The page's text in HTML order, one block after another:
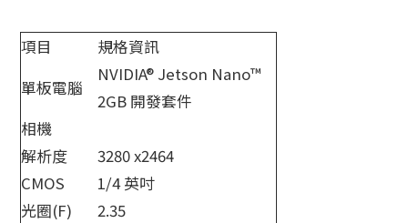
項目
規格資訊
單板電腦
NVIDIA® Jetson Nano™
2GB 開發套件
相機
解析度
3280 x2464
CMOS
1/4 英吋
光圈(F)
2.35